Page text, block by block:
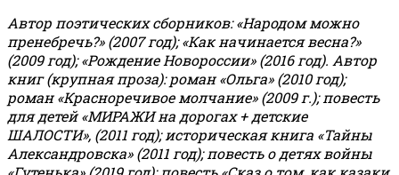
Автор поэтических сборников: «Народом можно
пренебречь?» (2007 год); «Как начинается весна?»
(2009 год); «Рождение Новороссии» (2016 год). Автор
книг (крупная проза): роман «Ольга» (2010 год);
роман «Красноречивое молчание» (2009 г.); повесть
для детей «МИРАЖИ на дорогах + детские
ШАЛОСТИ», (2011 год); историческая книга «Тайны
Александровска» (2011 год); повесть о детях войны